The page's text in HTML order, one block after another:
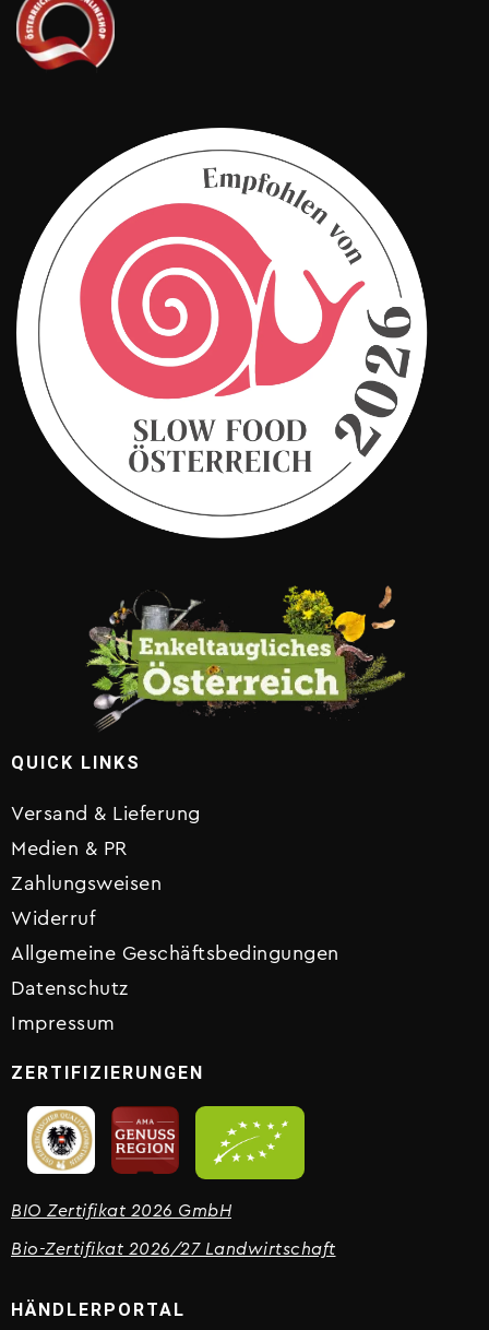
HÄNDLERPORTAL
QUICK LINKS
Versand & Lieferung
Medien & PR
Zahlungsweisen
Widerruf
Allgemeine Geschäftsbedingungen
Datenschutz
Impressum
ZERTIFIZIERUNGEN
BIO Zertifikat 2026 GmbH
Bio-Zertifikat 2026/27 Landwirtschaft